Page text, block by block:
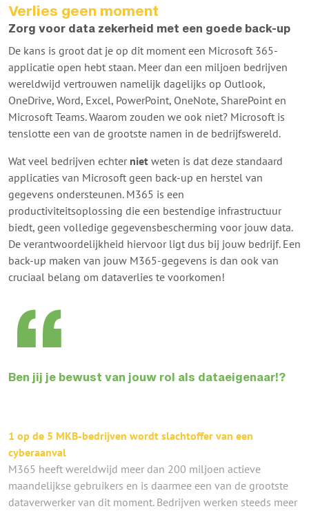
Verlies geen moment
Zorg voor data zekerheid met een goede back-up
De kans is groot dat je op dit moment een Microsoft 365-
applicatie open hebt staan. Meer dan een miljoen bedrijven
wereldwijd vertrouwen namelijk dagelijks op Outlook,
OneDrive, Word, Excel, PowerPoint, OneNote, SharePoint en
Microsoft Teams. Waarom zouden we ook niet? Microsoft is
tenslotte een van de grootste namen in de bedrijfswereld.
Wat veel bedrijven echter niet weten is dat deze standaard
applicaties van Microsoft geen back-up en herstel van
gegevens ondersteunen. M365 is een
productiviteitsoplossing die een bestendige infrastructuur
biedt, geen volledige gegevensbescherming voor jouw data.
De verantwoordelijkheid hiervoor ligt dus bij jouw bedrijf. Een
back-up maken van jouw M365-gegevens is dan ook van
cruciaal belang om dataverlies te voorkomen!
Ben jij je bewust van jouw rol als dataeigenaar!?
1 op de 5 MKB-bedrijven wordt slachtoffer van een
cyberaanval
M365 heeft wereldwijd meer dan 200 miljoen actieve
maandelijkse gebruikers en is daarmee een van de grootste
dataverwerker van dit moment. Bedrijven werken steeds meer